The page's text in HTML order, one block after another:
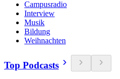
Campusradio
Interview
Musik
Bildung
Weihnachten
Top Podcasts